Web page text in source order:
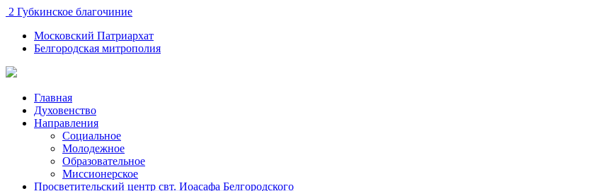
2 Губкинское благочиние
Московский Патриархат
Белгородская митрополия
Главная
Духовенство
Направления
Социальное
Молодежное
Образовательное
Миссионерское
Просветительский центр свт. Иоасафа Белгородского